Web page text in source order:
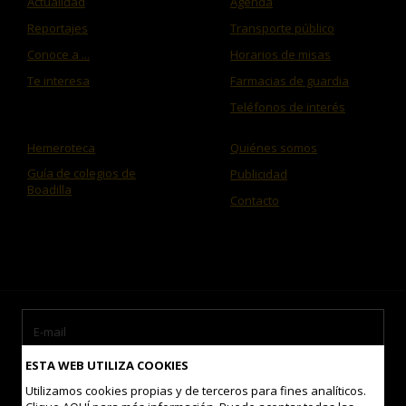
Reportajes
Conoce a ...
Te interesa
Transporte público
Horarios de misas
Farmacias de guardia
Teléfonos de interés
Hemeroteca
Guía de colegios de
Boadilla
Quiénes somos
Publicidad
Contacto
ESTA WEB UTILIZA COOKIES
Utilizamos cookies propias y de terceros para fines analíticos.